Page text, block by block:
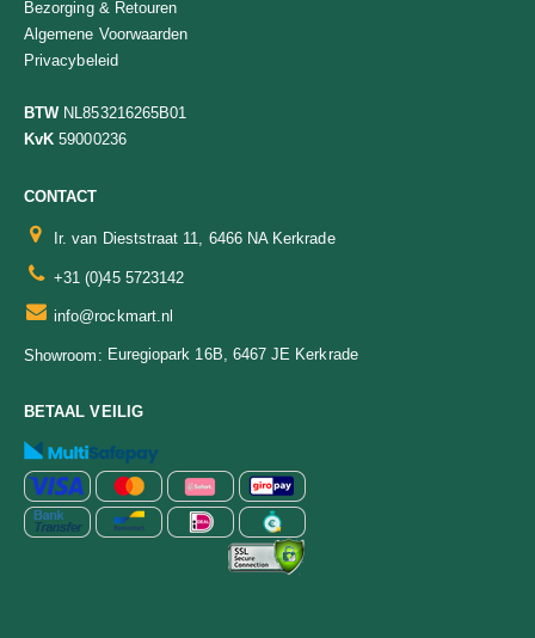
Bezorging & Retouren
Algemene Voorwaarden
Privacybeleid
BTWNL853216265B01
KvK 59000236
CONTACT
Ir. van Dieststraat 11, 6466 NA Kerkrade
+31 (0)45 5723142
info@rockmart.nl
Showroom: Euregiopark 16B, 6467 JE Kerkrade
BETAAL VEILIG